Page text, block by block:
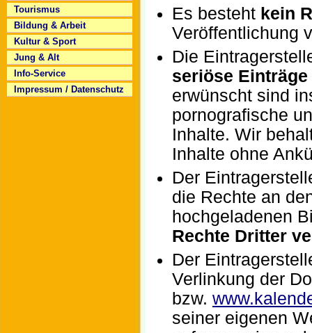
Tourismus
Bildung & Arbeit
Kultur & Sport
Jung & Alt
Info-Service
Impressum / Datenschutz
Es besteht kein
Veröffentlichung
Die
seriöse Einträge
erwünscht sind
pornografische
Inhalte. Wir
Inhalte ohne
Der
die Rechte an
hochgeladenen
Rechte Dritter
Der
Verlinkung der
bzw.
seiner eigenen